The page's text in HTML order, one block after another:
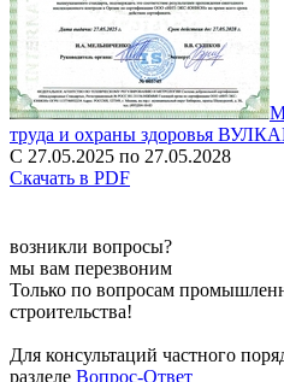
труда и охраны здоровья
С 27.05.2025 по 27.05.2028
Скачать в PDF
возникли вопросы?
мы вам перезвоним
Только по вопросам
строительства!
Для консультаций частного
разделе Вопрос-Ответ